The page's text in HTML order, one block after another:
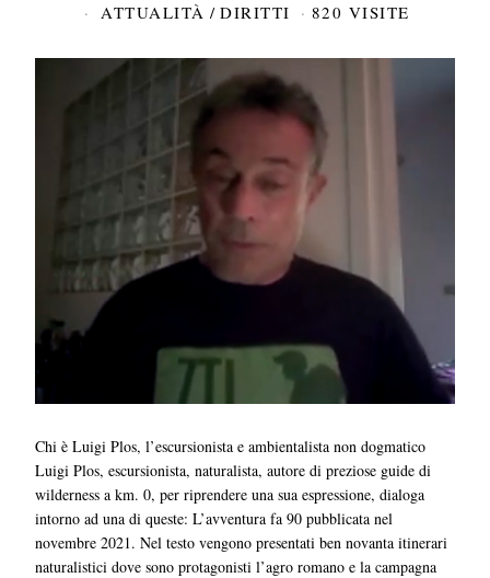
ATTUALITÀ / DIRITTI 820 VISITE
Chi è Luigi Plos, l’escursionista e ambientalista non dogmatico
Luigi Plos, escursionista, naturalista, autore di preziose guide di
wilderness a km. 0, per riprendere una sua espressione, dialoga
intorno ad una di queste: L’avventura fa 90 pubblicata nel
novembre 2021. Nel testo vengono presentati ben novanta itinerari
naturalistici dove sono protagonisti l’agro romano e la campagna